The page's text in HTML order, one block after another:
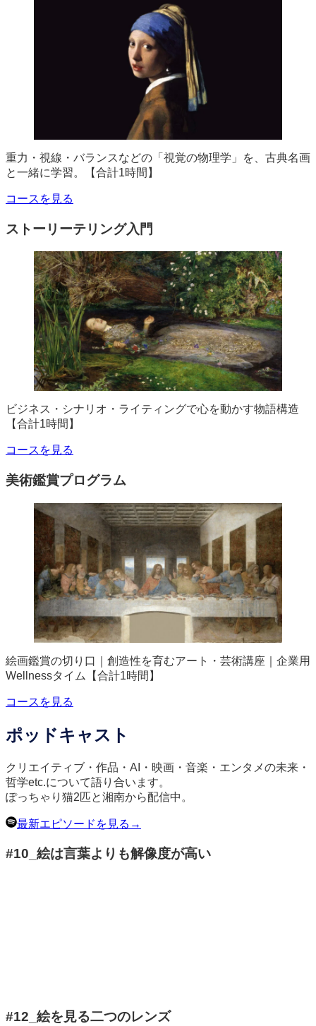
重力・視線・バランスなどの「視覚の物理学」を、古典名画
と一緒に学習。【合計1時間】
コースを見る
ストーリーテリング入門
ビジネス・シナリオ・ライティングで心を動かす物語構造
【合計1時間】
コースを見る
美術鑑賞プログラム
絵画鑑賞の切り口｜創造性を育むアート・芸術講座｜企業用
Wellnessタイム【合計1時間】
コースを見る
ポッドキャスト
クリエイティブ・作品・AI・映画・音楽・エンタメの未来・
哲学etc.について語り合います。
ぽっちゃり猫2匹と湘南から配信中。
最新エピソードを見る→
#10_絵は言葉よりも解像度が高い
#12_絵を見る二つのレンズ